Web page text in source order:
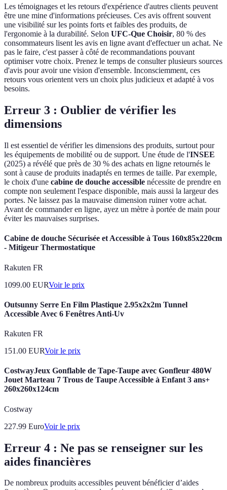
Les témoignages et les retours d'expérience d'autres clients peuvent
être une mine d'informations précieuses. Ces avis offrent souvent
une visibilité sur les points forts et faibles des produits, de
l'ergonomie à la durabilité. Selon UFC-Que Choisir, 80 % des
consommateurs lisent les avis en ligne avant d'effectuer un achat. Ne
pas le faire, c'est passer à côté de recommandations pouvant
optimiser votre choix. Prenez le temps de consulter plusieurs sources
d'avis pour avoir une vision d'ensemble. Inconsciemment, ces
retours vous orientent vers un choix plus judicieux et adapté à vos
besoins.
Erreur 3 : Oublier de vérifier les
dimensions
Il est essentiel de vérifier les dimensions des produits, surtout pour
les équipements de mobilité ou de support. Une étude de l'INSEE
(2025) a révélé que près de 30 % des achats en ligne retournés le
sont à cause de produits inadaptés en termes de taille. Par exemple,
le choix d'une cabine de douche accessible nécessite de prendre en
compte non seulement l'espace disponible, mais aussi la largeur des
portes. Ne laissez pas la mauvaise dimension ruiner votre achat.
Avant de commander en ligne, ayez un mètre à portée de main pour
éviter les mauvaises surprises.
Cabine de douche Sécurisée et Accessible à Tous 160x85x220cm
- Mitigeur Thermostatique
Rakuten FR
1099.00 EURVoir le prix
Outsunny Serre En Film Plastique 2.95x2x2m Tunnel
Accessible Avec 6 Fenêtres Anti-Uv
Rakuten FR
151.00 EURVoir le prix
CostwayJeux Gonflable de Tape-Taupe avec Gonfleur 480W
Jouet Marteau 7 Trous de Taupe Accessible à Enfant 3 ans+
260x260x124cm
Costway
227.99 EuroVoir le prix
Erreur 4 : Ne pas se renseigner sur les
aides financières
De nombreux produits accessibles peuvent bénéficier d’aides